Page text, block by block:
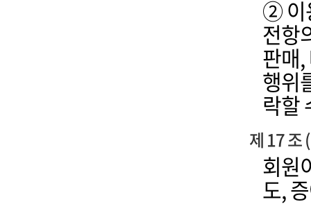
② 이
전항
판매
행위
락할
제 17 조
회원
도,